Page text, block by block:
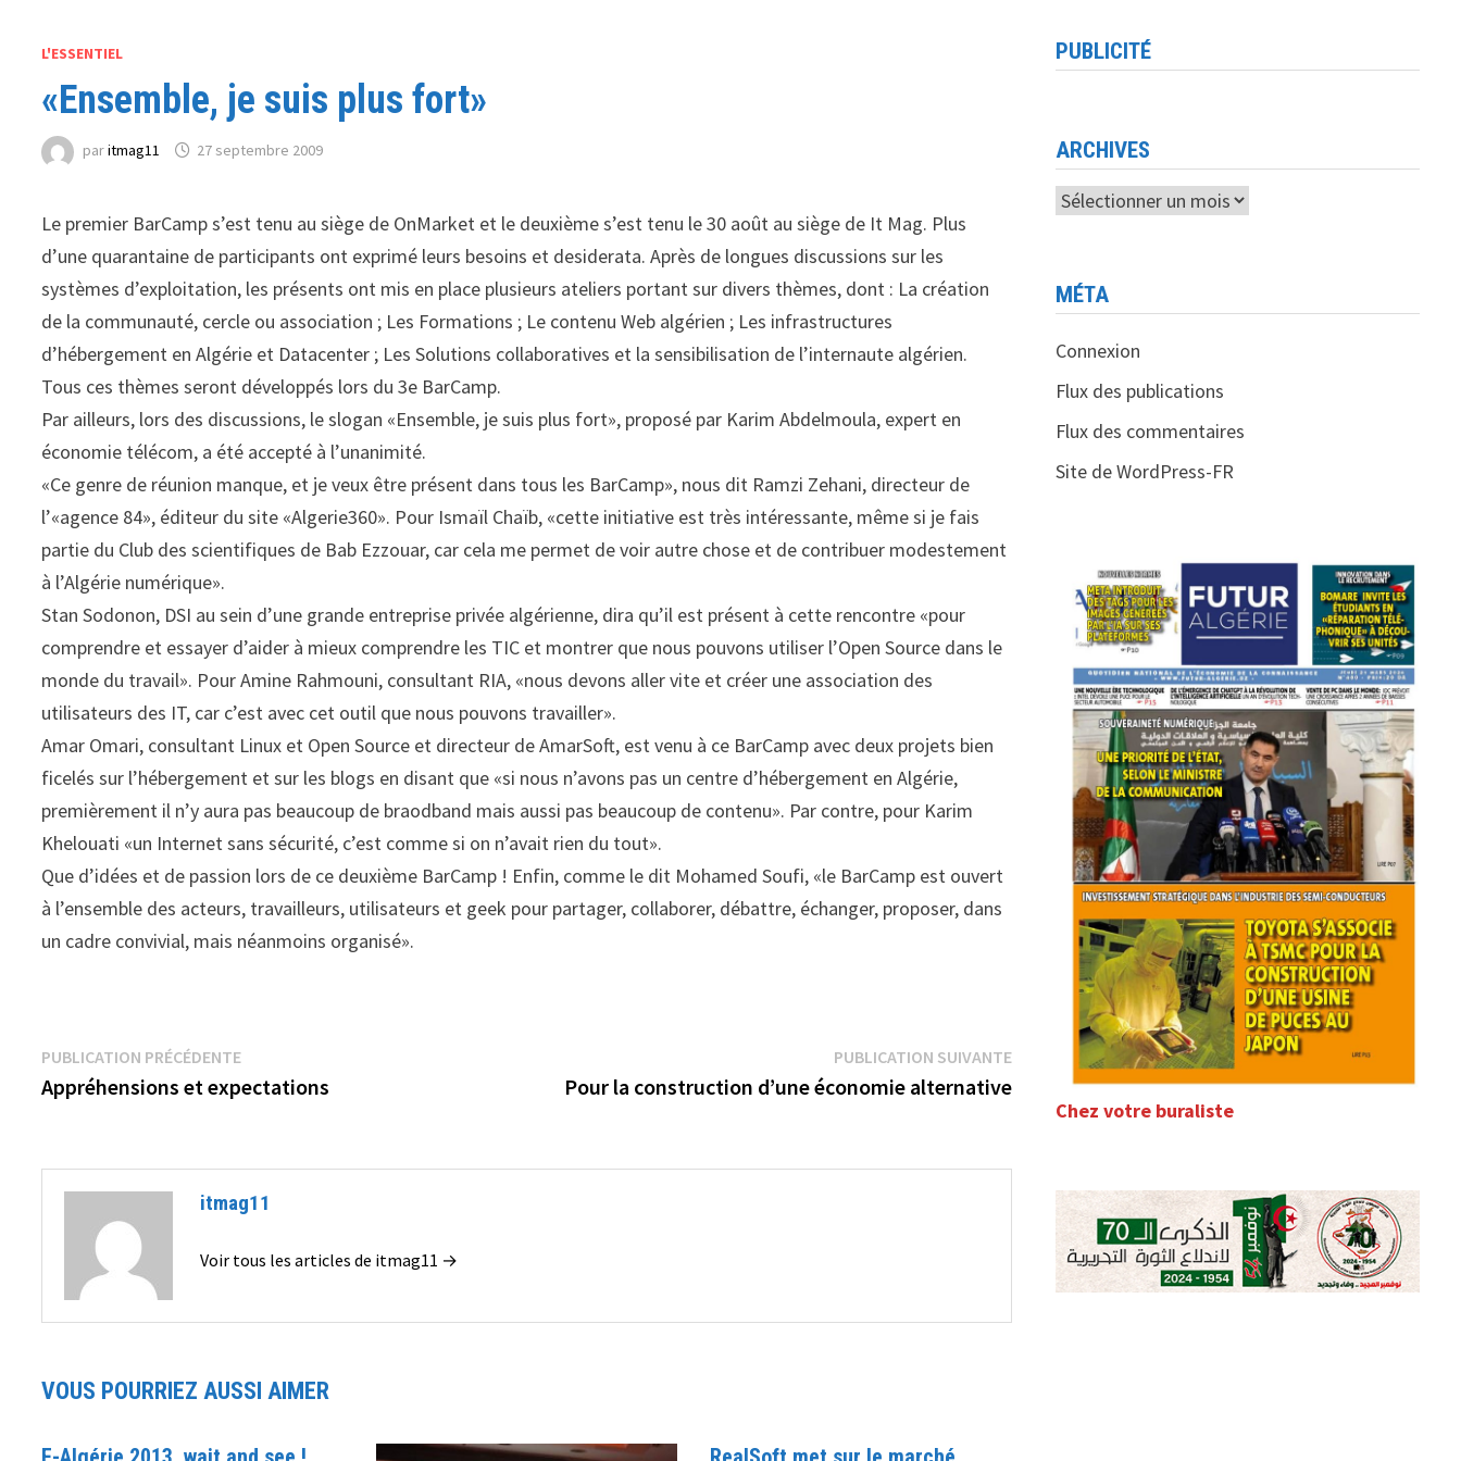
L'ESSENTIEL
«Ensemble, je suis plus fort»
paritmag11 27 septembre 2009
Le premier BarCamp s’est tenu au siège de OnMarket et le deuxième s’est tenu le 30 août au siège de It Mag. Plus
d’une quarantaine de participants ont exprimé leurs besoins et desiderata. Après de longues discussions sur les
systèmes d’exploitation, les présents ont mis en place plusieurs ateliers portant sur divers thèmes, dont : La création
de la communauté, cercle ou association ; Les Formations ; Le contenu Web algérien ; Les infrastructures
d’hébergement en Algérie et Datacenter ; Les Solutions collaboratives et la sensibilisation de l’internaute algérien.
Tous ces thèmes seront développés lors du 3e BarCamp.
Par ailleurs, lors des discussions, le slogan «Ensemble, je suis plus fort», proposé par Karim Abdelmoula, expert en
économie télécom, a été accepté à l’unanimité.
«Ce genre de réunion manque, et je veux être présent dans tous les BarCamp», nous dit Ramzi Zehani, directeur de
l’«agence 84», éditeur du site «Algerie360». Pour Ismaïl Chaïb, «cette initiative est très intéressante, même si je fais
partie du Club des scientifiques de Bab Ezzouar, car cela me permet de voir autre chose et de contribuer modestement
à l’Algérie numérique».
Stan Sodonon, DSI au sein d’une grande entreprise privée algérienne, dira qu’il est présent à cette rencontre «pour
comprendre et essayer d’aider à mieux comprendre les TIC et montrer que nous pouvons utiliser l’Open Source dans le
monde du travail». Pour Amine Rahmouni, consultant RIA, «nous devons aller vite et créer une association des
utilisateurs des IT, car c’est avec cet outil que nous pouvons travailler».
Amar Omari, consultant Linux et Open Source et directeur de AmarSoft, est venu à ce BarCamp avec deux projets bien
ficelés sur l’hébergement et sur les blogs en disant que «si nous n’avons pas un centre d’hébergement en Algérie,
premièrement il n’y aura pas beaucoup de braodband mais aussi pas beaucoup de contenu». Par contre, pour Karim
Khelouati «un Internet sans sécurité, c’est comme si on n’avait rien du tout».
Que d’idées et de passion lors de ce deuxième BarCamp ! Enfin, comme le dit Mohamed Soufi, «le BarCamp est ouvert
à l’ensemble des acteurs, travailleurs, utilisateurs et geek pour partager, collaborer, débattre, échanger, proposer, dans
un cadre convivial, mais néanmoins organisé».
Navigation
de
PUBLICATION PRÉCÉDENTEPublication
précédente :
Appréhensions et expectations
PUBLICATION SUIVANTEPublication
suivante :
Pour la construction d’une économie alternative
itmag11
Voir tous les articles de itmag11 →
VOUS POURRIEZ AUSSI AIMER
PUBLICITÉ
ARCHIVES
Archives
MÉTA
Connexion
Flux des publications
Flux des commentaires
Site de WordPress-FR
Chez votre buraliste